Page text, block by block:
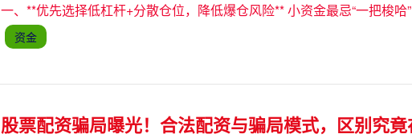
一、**优先选择低杠杆+分散仓位，降低爆仓风险** 小资金最忌“一把梭哈”
资金
股票配资骗局曝光！合法配资与骗局模式，区别究竟